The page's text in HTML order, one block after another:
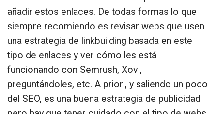
añadir estos enlaces. De todas formas lo que
siempre recomiendo es revisar webs que usen
una estrategia de linkbuilding basada en este
tipo de enlaces y ver cómo les está
funcionando con Semrush, Xovi,
preguntándoles, etc. A priori, y saliendo un poco
del SEO, es una buena estrategia de publicidad